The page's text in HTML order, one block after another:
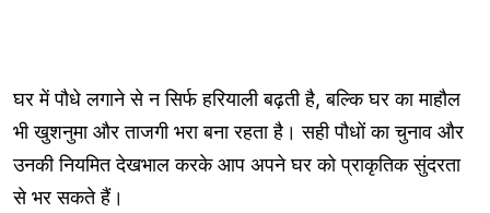
घर में पौधे लगाने से न सिर्फ हरियाली बढ़ती है, बल्कि घर का माहौल
भी खुशनुमा और ताजगी भरा बना रहता है। सही पौधों का चुनाव और
उनकी नियमित देखभाल करके आप अपने घर को प्राकृतिक सुंदरता
से भर सकते हैं।